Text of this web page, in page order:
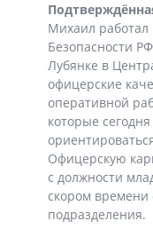
Михаил
Безопасности
Лубянке в
офицерские
оперативной
которые
Офицерскую
с должности
скором времени
подразделения.